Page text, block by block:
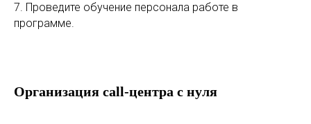
7. Проведите обучение персонала работе в
программе.
Организация call-центра с нуля